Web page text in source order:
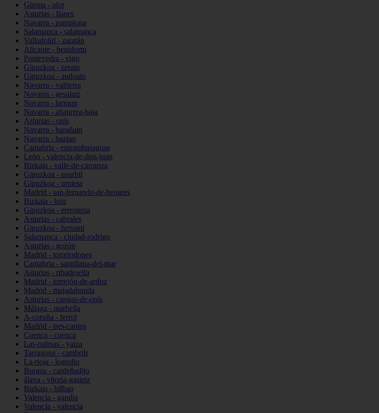
Girona - olot
Asturias - llanes
Navarra - pamplona
Salamanca - salamanca
Valladolid - zaratán
Alicante - benidorm
Pontevedra - vigo
Gipuzkoa - zerain
Gipuzkoa - andoain
Navarra - valtierra
Navarra - gesalatz
Navarra - larraun
Navarra - abaurrea-baja
Asturias - onís
Navarra - barañain
Navarra - baztan
Cantabria - entrambasaguas
León - valencia-de-don-juan
Bizkaia - valle-de-carranza
Gipuzkoa - usurbil
Gipuzkoa - urnieta
Madrid - san-fernando-de-henares
Bizkaia - loiu
Gipuzkoa - errenteria
Asturias - cabrales
Gipuzkoa - hernani
Salamanca - ciudad-rodrigo
Asturias - gozón
Madrid - torrelodones
Cantabria - santillana-del-mar
Asturias - ribadesella
Madrid - torrejón-de-ardoz
Madrid - majadahonda
Asturias - cangas-de-onís
Málaga - marbella
A-coruña - ferrol
Madrid - tres-cantos
Cuenca - cuenca
Las-palmas - yaiza
Tarragona - cambrils
La-rioja - logroño
Burgos - cardeñadijo
álava - vitoria-gasteiz
Bizkaia - bilbao
Valencia - gandia
Valencia - valencia